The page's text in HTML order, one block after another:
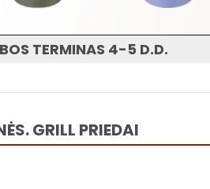
TERMINAS 4-5 D.D.
GRILL PRIEDAI